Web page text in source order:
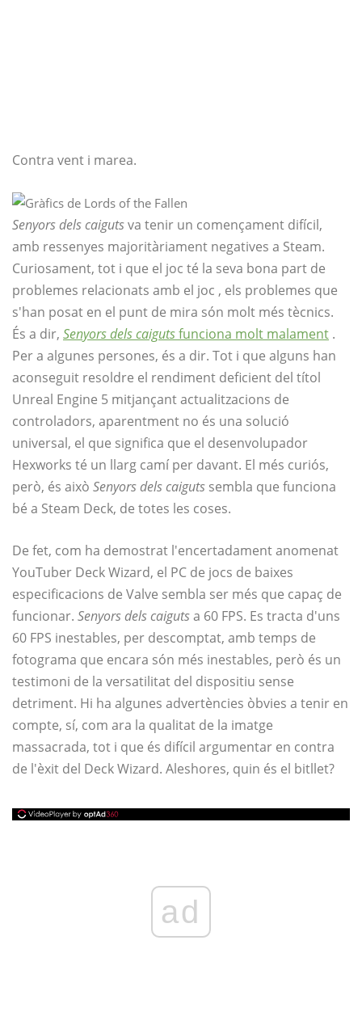
Contra vent i marea.
Senyors dels caigutsva tenir un començament difícil,
amb ressenyes majoritàriament negatives a Steam.
Curiosament, tot i que el joc té la seva bona part de
problemes relacionats amb el joc , els problemes que
s'han posat en el punt de mira són molt més tècnics.
És a dir, Senyors dels caigutsfunciona molt malament .
Per a algunes persones, és a dir. Tot i que alguns han
aconseguit resoldre el rendiment deficient del títol
Unreal Engine 5 mitjançant actualitzacions de
controladors, aparentment no és una solució
universal, el que significa que el desenvolupador
Hexworks té un llarg camí per davant. El més curiós,
però, és això Senyors dels caiguts sembla que funciona
bé a Steam Deck, de totes les coses.
De fet, com ha demostrat l'encertadament anomenat
YouTuber Deck Wizard, el PC de jocs de baixes
especificacions de Valve sembla ser més que capaç de
funcionar. Senyors dels caigutsa 60 FPS. Es tracta d'uns
60 FPS inestables, per descomptat, amb temps de
fotograma que encara són més inestables, però és un
testimoni de la versatilitat del dispositiu sense
detriment. Hi ha algunes advertències òbvies a tenir en
compte, sí, com ara la qualitat de la imatge
massacrada, tot i que és difícil argumentar en contra
de l'èxit del Deck Wizard. Aleshores, quin és el bitllet?
ad